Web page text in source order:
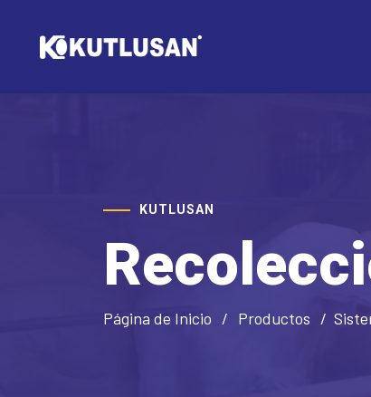
KUTLUSAN
Página de Inicio Productos